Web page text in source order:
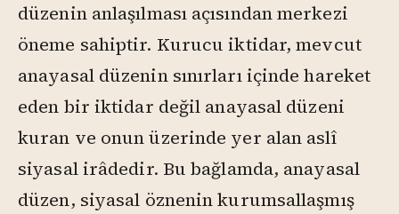
düzenin anlaşılması açısından merkezi
öneme sahiptir. Kurucu iktidar, mevcut
anayasal düzenin sınırları içinde hareket
eden bir iktidar değil anayasal düzeni
kuran ve onun üzerinde yer alan aslî
siyasal irâdedir. Bu bağlamda, anayasal
düzen, siyasal öznenin kurumsallaşmış